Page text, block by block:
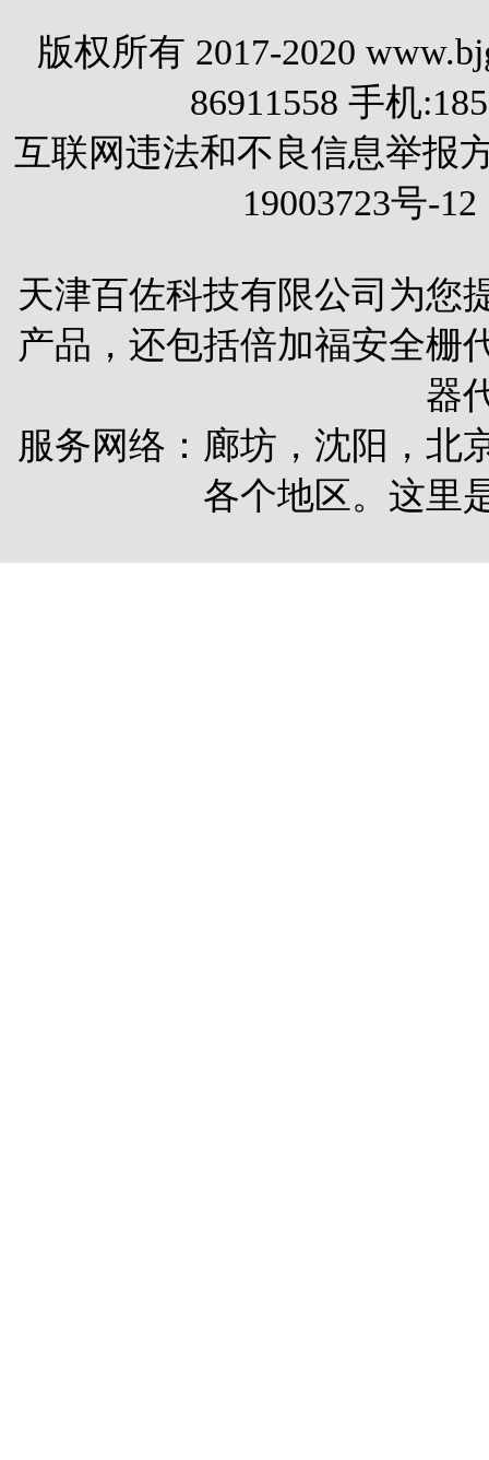
版权所有 2017-2020
86911558 手机
互联网违法和不良信息举报
19003723号-12
天津百佐科技有限公司为您
产品，还包括倍加福安全栅
器
服务网络：廊坊，沈阳，北
各个地区。这里